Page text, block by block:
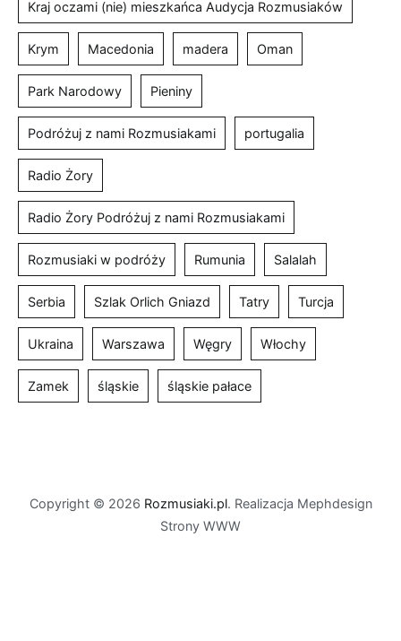
Kraj oczami (nie) mieszkańca Audycja Rozmusiaków
Krym Macedonia madera Oman
Park Narodowy Pieniny
Podróżuj z nami Rozmusiakami portugalia
Radio Żory
Radio Żory Podróżuj z nami Rozmusiakami
Rozmusiaki w podróży Rumunia Salalah
Serbia Szlak Orlich Gniazd Tatry Turcja
Ukraina Warszawa Węgry Włochy
Zamek śląskie śląskie pałace
Copyright © 2026 Rozmusiaki.pl. Realizacja Mephdesign
Strony WWW